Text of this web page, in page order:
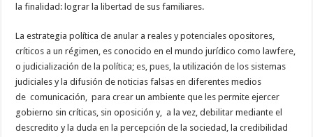
la finalidad: lograr la libertad de sus familiares.
La estrategia política de anular a reales y potenciales opositores,
críticos a un régimen, es conocido en el mundo jurídico como lawfere,
o judicialización de la política; es, pues, la utilización de los sistemas
judiciales y la difusión de noticias falsas en diferentes medios
de comunicación, para crear un ambiente que les permite ejercer
gobierno sin críticas, sin oposición y, a la vez, debilitar mediante el
descredito y la duda en la percepción de la sociedad, la credibilidad